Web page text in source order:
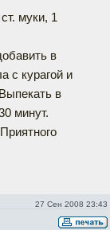
муки, 1
в
с курагой и
в
минут.
27 Сен 2008 23:43